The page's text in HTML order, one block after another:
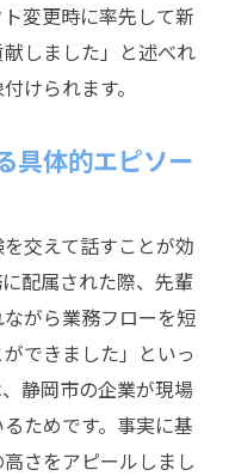
変更時に率先して新
しました」と述べれ
けられます。
具体的エピソー
交えて話すことが効
配属された際、先輩
がら業務フローを短
できました」といっ
静岡市の企業が現場
ためです。事実に基
さをアピールしまし